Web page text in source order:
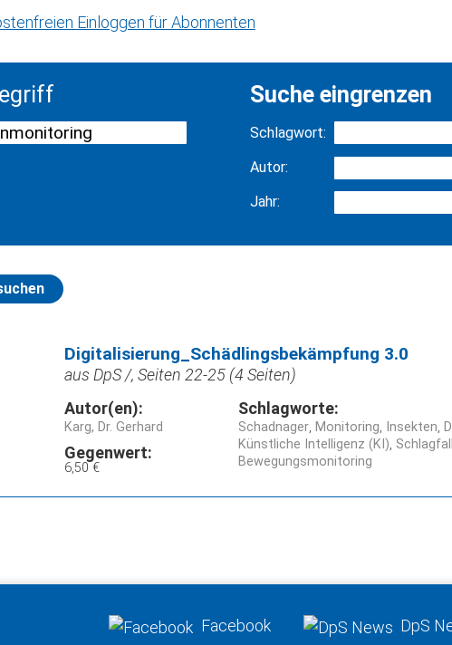
Einloggen für Abonnenten
Suche eingrenzen
Schlagwort:
Autor:
Jahr:
Digitalisierung_Schädlingsbekämpfung 3.0
aus DpS /, Seiten 22-25 (4 Seiten)
Autor(en):
Karg, Dr. Gerhard
Gegenwert:
6,50 €
Schlagworte:
Schadnager Monitoring Insekten
Künstliche Intelligenz (KI)
Bewegungsmonitoring
Facebook DpS